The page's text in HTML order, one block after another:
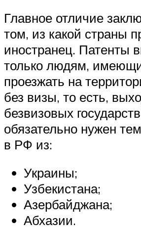
Главное отличие
том, из какой страны
иностранец. Патенты
только людям,
проезжать на
без визы, то есть,
безвизовых
обязательно нужен
в РФ из:
Украины;
Узбекистана;
Азербайджана;
Абхазии.